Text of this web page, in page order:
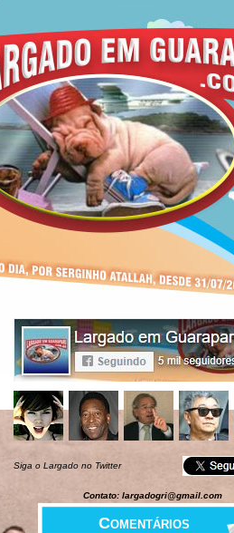
Siga o Largado no Twitter
Contato: largadogri@gmail.com
Comentários